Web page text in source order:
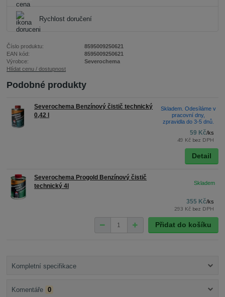
Rychlost doručení
Číslo produktu:
8595009250621
EAN kód:
8595009250621
Výrobce:
Severochema
Hlídat cenu / dostupnost
Podobné produkty
Severochema Benzínový čistič technický
0,42 l
59 Kč/ks
49 Kč bez DPH
Skladem. Odesíláme v
pracovní dny,
zpravidla do 3-5 dnů.
Detail
Severochema Progold Benzínový čistič
technický 4l
355 Kč/ks
293 Kč bez DPH
Přidat do košíku
Kompletní specifikace
Komentáře 0